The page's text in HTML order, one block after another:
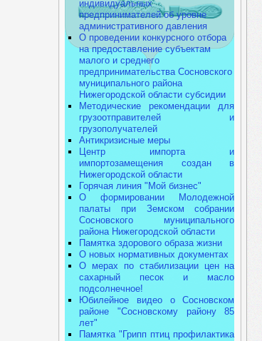
индивидуальных
предпринимателей об уровне
административного давления
О проведении конкурсного отбора
на предоставление субъектам
малого и среднего
предпринимательства Сосновского
муниципального района
Нижегородской области субсидии
Методические рекомендации для
грузоотправителей и
грузополучателей
Антикризисные меры
Центр импорта и
импортозамещения создан в
Нижегородской области
Горячая линия "Мой бизнес"
О формировании Молодежной
палаты при Земском собрании
Сосновского муниципального
района Нижегородской области
Памятка здорового образа жизни
О новых нормативных документах
О мерах по стабилизации цен на
сахарный песок и масло
подсолнечное!
Юбилейное видео о Сосновском
районе "Сосновскому району 85
лет"
Памятка "Грипп птиц профилактика